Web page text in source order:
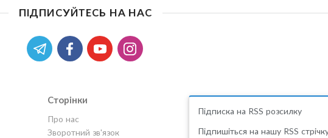
ПІДПИСУЙТЕСЬ НА НАС
Сторінки
Про нас
Зворотний зв'язок
Підписка на RSS розсилку
Підпишіться на нашу RSS